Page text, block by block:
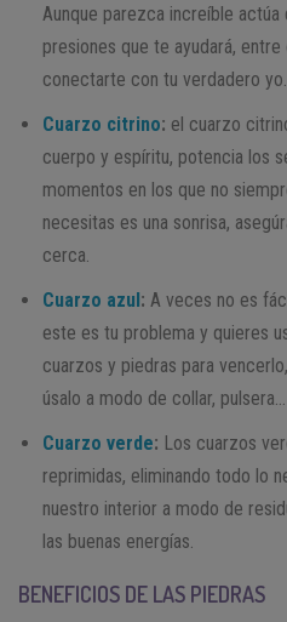
Aunque parezca increíble
presiones que te ayudará,
conectarte con tu verdadero yo.
Cuarzo citrino: el cuarzo
cuerpo y espíritu, potencia los
momentos en los que no
necesitas es una sonrisa,
cerca.
Cuarzo azul: A veces no es
este es tu problema y quieres
cuarzos y piedras para
úsalo a modo de collar, pulsera…
Cuarzo verde: Los cuarzos
reprimidas, eliminando todo lo
nuestro interior a modo de
las buenas energías.
BENEFICIOS DE LAS PIEDRAS